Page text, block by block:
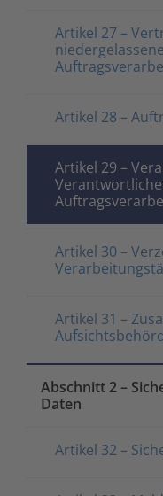
Artikel 27 –
Artikel 28 –
Artikel 29 –
Artikel 30 –
Artikel 31 –
Abschnitt 2 –
Daten
Artikel 32 –